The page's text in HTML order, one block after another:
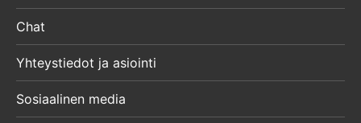
Chat
Yhteystiedot ja asiointi
Sosiaalinen media